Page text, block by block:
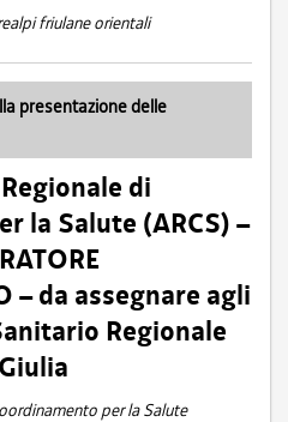
friulane orientali
presentazione delle
di
la Salute (ARCS) –
– da assegnare agli
Regionale
per la Salute